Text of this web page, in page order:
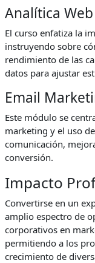
Analítica
El curso enfatiza la
instruyendo sobre
rendimiento de las
datos para ajustar
Email
Este módulo se
marketing y el uso
comunicación,
conversión.
Impacto
Convertirse en un
amplio espectro de
corporativos en
permitiendo a los
crecimiento de